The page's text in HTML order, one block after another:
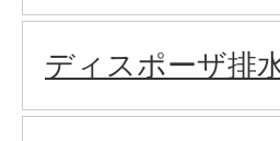
ディスポーザ排